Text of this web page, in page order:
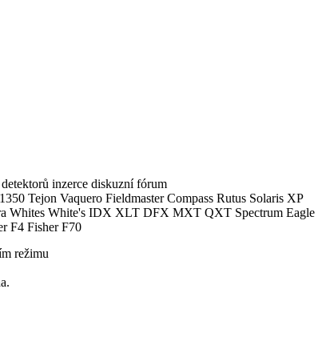
inzerce diskuzní fórum
Tejon Vaquero Fieldmaster Compass Rutus Solaris XP
White's IDX XLT DFX MXT QXT Spectrum Eagle
F4 Fisher F70
režimu